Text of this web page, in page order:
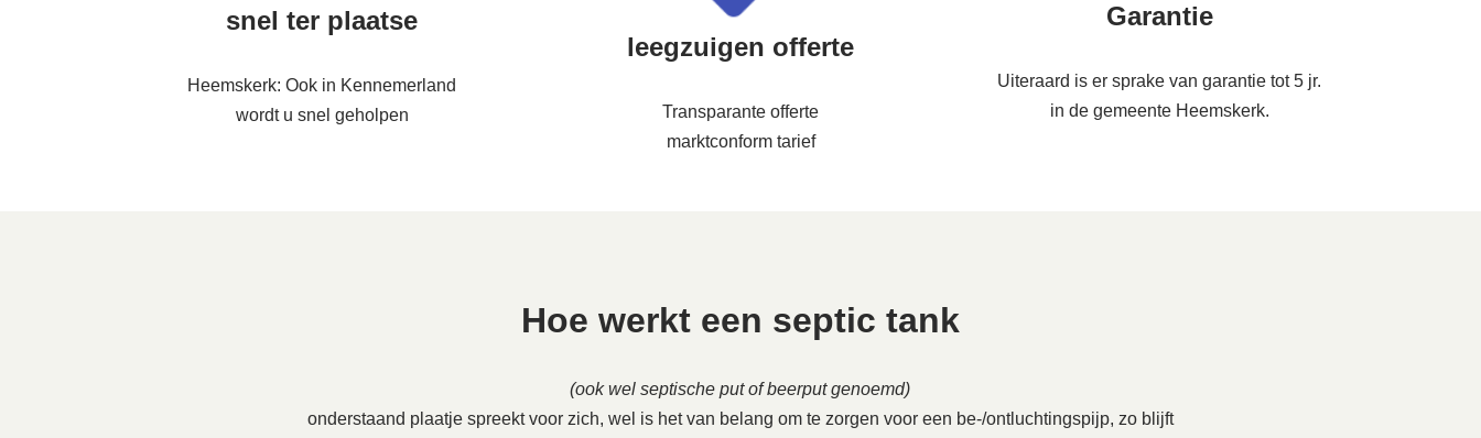
snel ter plaatse
Heemskerk: Ook in Kennemerland
wordt u snel geholpen
leegzuigen offerte
Transparante offerte
marktconform tarief
Garantie
Uiteraard is er sprake van garantie tot 5 jr.
in de gemeente Heemskerk.
Hoe werkt een septic tank
(ook wel septische put of beerput genoemd)
onderstaand plaatje spreekt voor zich, wel is het van belang om te zorgen voor een be-/ontluchtingspijp, zo blijft